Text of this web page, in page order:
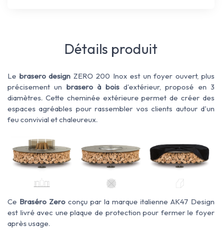
Détails produit
Le brasero design ZERO 200 Inox est un foyer ouvert, plus
précisement un brasero à boisd'extérieur, proposé en 3
diamètres. Cette cheminée extérieure permet de créer des
espaces agréables pour rassembler vos clients autour d'un
feu convivial et chaleureux.
Ce Braséro Zero conçu par la marque italienne AK47 Design
est livré avec une plaque de protection pour fermer le foyer
après usage.